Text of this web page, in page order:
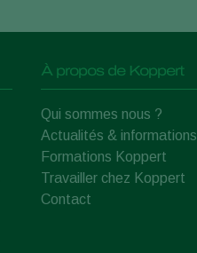
À propos de Koppert
Qui sommes nous ?
Actualités & informations
Formations Koppert
Travailler chez Koppert
Contact